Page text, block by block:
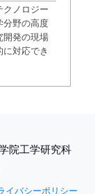
クノロジー
分野の高度
開発の現場
対応でき
院工学研究科
イバシーポリシー